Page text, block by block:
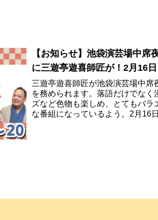
【お知らせ】池袋演芸場中席
に三遊亭遊喜師匠が！2月16日
三遊亭遊喜師匠が池袋演芸場中席
を務められます。落語だけでなく
ズなど色物も楽しめ、とてもバラ
な番組になっているよう。2月16